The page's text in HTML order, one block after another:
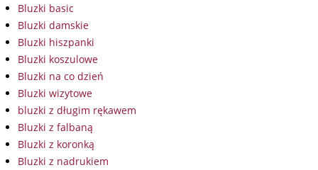
Bluzki basic
Bluzki damskie
Bluzki hiszpanki
Bluzki koszulowe
Bluzki na co dzień
Bluzki wizytowe
bluzki z długim rękawem
Bluzki z falbaną
Bluzki z koronką
Bluzki z nadrukiem